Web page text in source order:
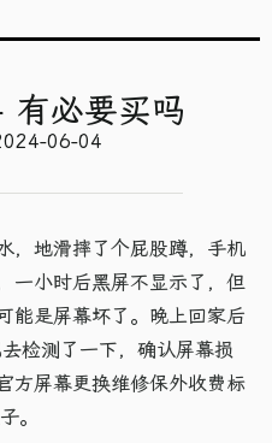
有必要买吗
06-04
，地滑摔了个屁股蹲，手机
一小时后黑屏不显示了，但
能是屏幕坏了。晚上回家后
检测了一下，确认屏幕损
方屏幕更换维修保外收费标
。